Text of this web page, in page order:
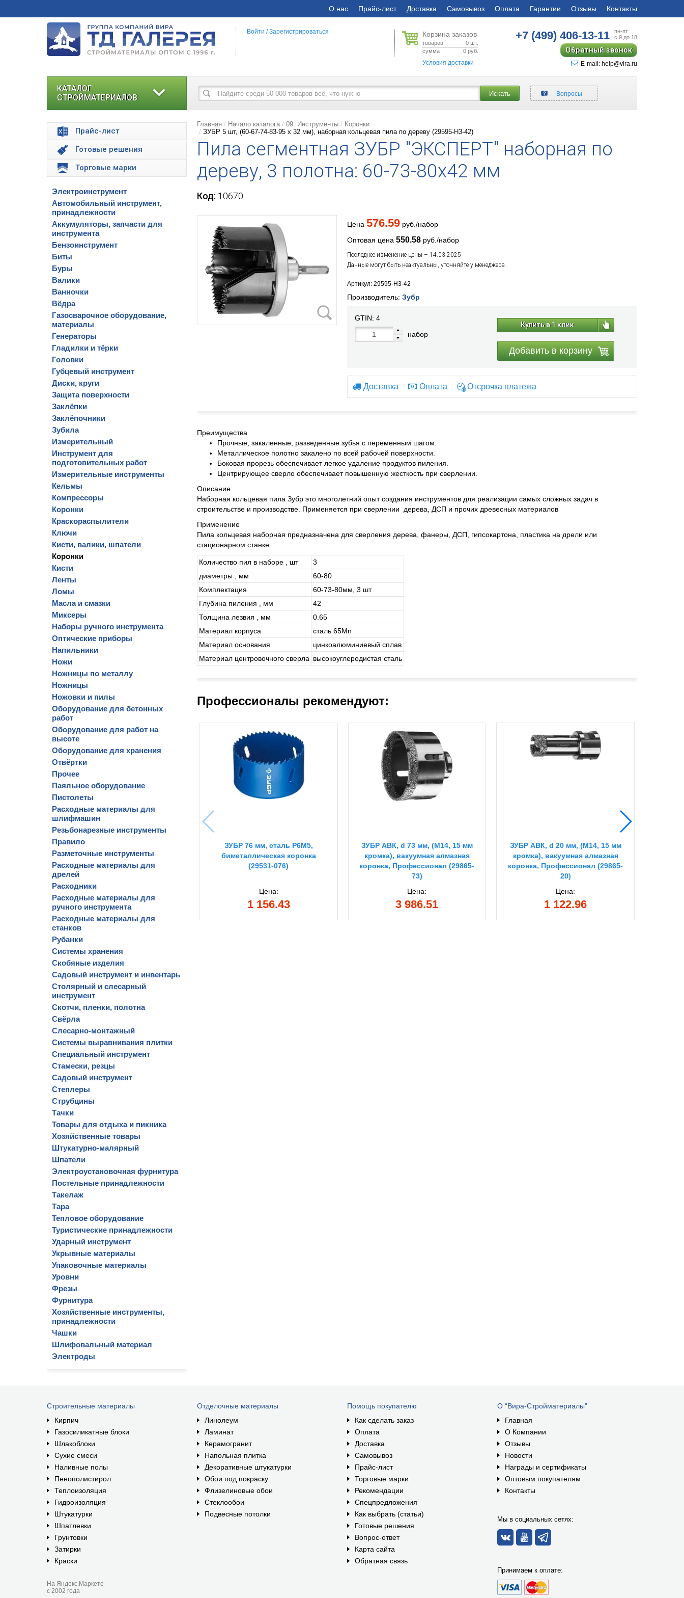
О нас Прайс-лист Доставка Самовывоз Оплата Гарантии Отзывы Контакты
Корзина заказов
товаров 0 шт.
сумма
0 руб.
Условия доставки
+7 (499)406-13-11
пн-пт
с 9 до 18
Обратный звонок
E-mail: help@vira.ru
Войти /Зарегистрироваться
КАТАЛОГ
СТРОЙМАТЕРИАЛОВ
Прайс-лист
Готовые решения
Торговые марки
Электроинструмент
Автомобильный инструмент,
принадлежности
Аккумуляторы, запчасти для
инструмента
Бензоинструмент
Биты
Буры
Валики
Ванночки
Вёдра
Газосварочное оборудование,
материалы
Генераторы
Гладилки и тёрки
Головки
Губцевый инструмент
Диски, круги
Защита поверхности
Заклёпки
Заклёпочники
Зубила
Измерительный
Инструмент для
подготовительных работ
Измерительные инструменты
Кельмы
Компрессоры
Коронки
Краскораспылители
Ключи
Кисти, валики, шпатели
Коронки
Кисти
Ленты
Ломы
Масла и смазки
Миксеры
Наборы ручного инструмента
Оптические приборы
Напильники
Ножи
Ножницы по металлу
Ножницы
Ножовки и пилы
Оборудование для бетонных
работ
Оборудование для работ на
высоте
Оборудование для хранения
Отвёртки
Прочее
Паяльное оборудование
Пистолеты
Расходные материалы для
шлифмашин
Резьбонарезные инструменты
Правило
Разметочные инструменты
Расходные материалы для
дрелей
Расходники
Расходные материалы для
ручного инструмента
Расходные материалы для
станков
Рубанки
Системы хранения
Скобяные изделия
Садовый инструмент и инвентарь
Столярный и слесарный
инструмент
Скотчи, пленки, полотна
Свёрла
Слесарно-монтажный
Системы выравнивания плитки
Специальный инструмент
Стамески, резцы
Садовый инструмент
Степлеры
Струбцины
Тачки
Товары для отдыха и пикника
Хозяйственные товары
Штукатурно-малярный
Шпатели
Электроустановочная фурнитура
Постельные принадлежности
Такелаж
Тара
Тепловое оборудование
Туристические принадлежности
Ударный инструмент
Укрывные материалы
Упаковочные материалы
Уровни
Фрезы
Фурнитура
Хозяйственные инструменты,
принадлежности
Чашки
Шлифовальный материал
Электроды
Искать Вопросы
Главная Начало каталога 09. Инструменты
Коронки
ЗУБР 5 шт, (60-67-74-83-95 x 32 мм), наборная кольцевая пила по дереву (29595-H3-42)
Пила сегментная ЗУБР "ЭКСПЕРТ" наборная по
дереву, 3 полотна: 60-73-80х42 мм
Код: 10670
Цена 576.59руб./набор
Оптовая цена 550.58руб./набор
Последнее изменение цены – 14.03.2025
Данные могут быть неактуальны, уточняйте у менеджера
Артикул: 29595-H3-42
Производитель: Зубр
GTIN: 4
набор
Купить в 1 клик
Добавить в корзину
Доставка Оплата Отсрочка платежа
Преимущества
Прочные, закаленные, разведенные зубья с переменным шагом.
Металлическое полотно закалено по всей рабочей поверхности.
Боковая прорезь обеспечивает легкое удаление продуктов пиления.
Центрирующее сверло обеспечивает повышенную жесткость при сверлении.
Описание
Наборная кольцевая пила Зубр это многолетний опыт создания инструментов для реализации самых сложных задач в
строительстве и производстве. Применяется при сверлении дерева, ДСП и прочих древесных материалов
Применение
Пила кольцевая наборная предназначена для сверления дерева, фанеры, ДСП, гипсокартона, пластика на дрели или
стационарном станке.
Количество пил в наборе , шт
3
диаметры , мм
60-80
Комплектация
60-73-80мм, 3 шт
Глубина пиления , мм
42
Толщина лезвия , мм
0.65
Материал корпуса
сталь 65Mn
Материал основания
цинкоалюминиевый сплав
Материал центровочного сверла высокоуглеродистая сталь
Профессионалы рекомендуют:
ЗУБР 76 мм, сталь Р6М5,
биметаллическая коронка
(29531-076)
Цена:
1 156.43
ЗУБР АВК, d 73 мм, (М14, 15 мм
кромка), вакуумная алмазная
коронка, Профессионал (29865-
73)
Цена:
3 986.51
ЗУБР АВК, d 20 мм, (М14, 15 мм
кромка), вакуумная алмазная
коронка, Профессионал (29865-
20)
Цена:
1 122.96
Строительные материалы
Кирпич
Газосиликатные блоки
Шлакоблоки
Сухие смеси
Наливные полы
Пенополистирол
Теплоизоляция
Гидроизоляция
Штукатурки
Шпатлевки
Грунтовки
Затирки
Краски
На Яндекс.Маркете
с 2002 года
Отделочные материалы
Линолеум
Ламинат
Керамогранит
Напольная плитка
Декоративные штукатурки
Обои под покраску
Флизелиновые обои
Стеклообои
Подвесные потолки
Помощь покупателю
Как сделать заказ
Оплата
Доставка
Самовывоз
Прайс-лист
Торговые марки
Рекомендации
Спецпредложения
Как выбрать (статьи)
Готовые решения
Вопрос-ответ
Карта сайта
Обратная связь
О “Вира-Стройматериалы”
Главная
О Компании
Отзывы
Новости
Награды и сертификаты
Оптовым покупателям
Контакты
Мы в социальных сетях:
Принимаем к оплате: